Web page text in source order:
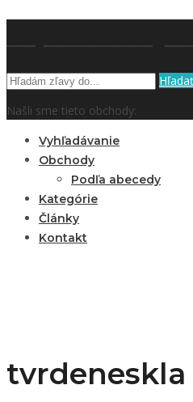
Hľadať
Našli sme tieto obchody:
Vyhľadávanie
Obchody
Podľa abecedy
Kategórie
Články
Kontakt
tvrdeneskla